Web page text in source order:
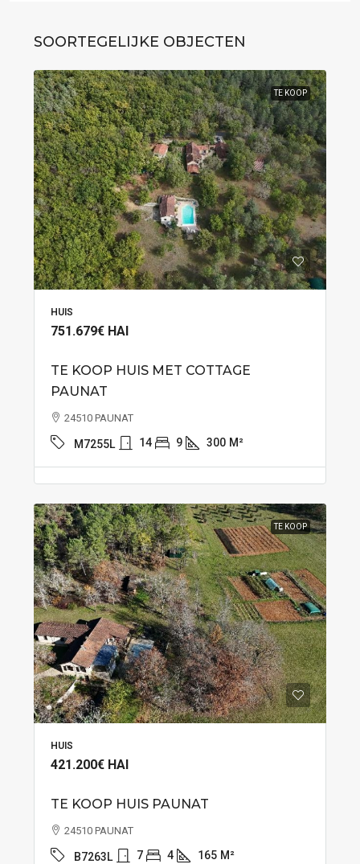
SOORTEGELIJKE OBJECTEN
TE KOOP
HUIS
751.679€ HAI
TE KOOP HUIS MET COTTAGE
PAUNAT
24510 PAUNAT
M7255L 14 9 300 M²
TE KOOP
HUIS
421.200€ HAI
TE KOOP HUIS PAUNAT
24510 PAUNAT
B7263L 7 4 165 M²